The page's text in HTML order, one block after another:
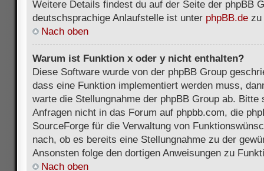
Weitere Details findest du auf der Seite der phpBB
deutschsprachige Anlaufstelle ist unter phpBB.de zu
Nach oben
Warum ist Funktion x oder y nicht enthalten?
Diese Software wurde von der phpBB Group
dass eine Funktion implementiert werden muss,
warte die Stellungnahme der phpBB Group ab. Bitte
Anfragen nicht in das Forum auf phpbb.com, die
SourceForge für die Verwaltung von
nach, ob es bereits eine Stellungnahme zu der
Ansonsten folge den dortigen Anweisungen zu
Nach oben